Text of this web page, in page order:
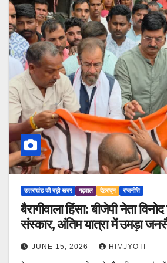
उत्तराखंड की बड़ी खबर गढ़वाल देहरादून राजनीति
बैरागीवाला हिंसा: बीजेपी नेता
संस्कार, अंतिम यात्रा में उमड़ा
JUNE 15, 2026 HIMJYOTI